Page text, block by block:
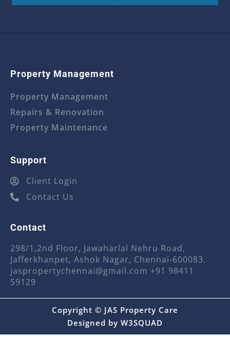
Property Management
Property Management
Repairs & Renovation
Property Maintenance
Support
Client Login
Contact Us
Contact
298/1,2nd Floor, Jawaharlal Nehru Road,
Jafferkhanpet, Ashok Nagar, Chennai-600083.
jaspropertychennai@gmail.com +91 98411
59129
Copyright © JAS Property Care
Designed by W3SQUAD